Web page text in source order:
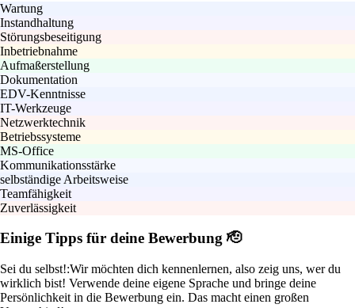
Wartung
Instandhaltung
Störungsbeseitigung
Inbetriebnahme
Aufmaßerstellung
Dokumentation
EDV-Kenntnisse
IT-Werkzeuge
Netzwerktechnik
Betriebssysteme
MS-Office
Kommunikationsstärke
selbständige Arbeitsweise
Teamfähigkeit
Zuverlässigkeit
Einige Tipps für deine Bewerbung 🫡
Sei du selbst!:Wir möchten dich kennenlernen, also zeig uns, wer du
wirklich bist! Verwende deine eigene Sprache und bringe deine
Persönlichkeit in die Bewerbung ein. Das macht einen großen